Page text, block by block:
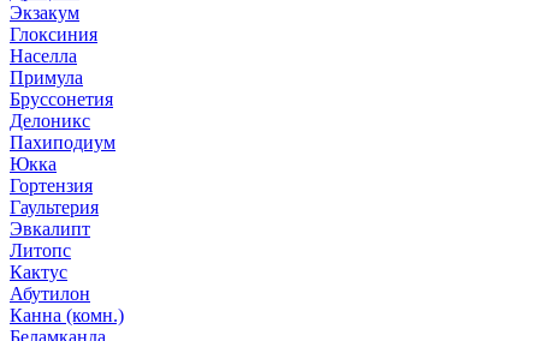
Экзакум
Глоксиния
Населла
Примула
Бруссонетия
Делоникс
Пахиподиум
Юкка
Гортензия
Гаультерия
Эвкалипт
Литопс
Кактус
Абутилон
Канна (комн.)
Беламканда